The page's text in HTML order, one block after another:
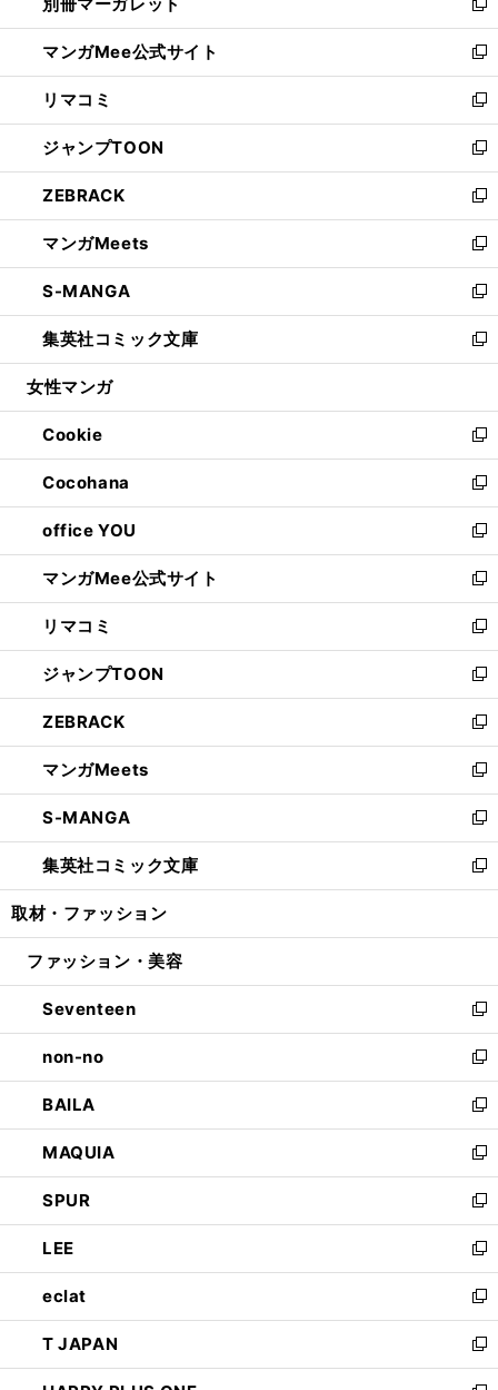
で
開
く
ィ
ン
ド
ウ
で
開
く
い
ウ
ィ
ン
ド
ウ
で
開
く
新
し
い
ウ
ィ
ン
ド
ウ
で
開
く
マンガMee公式サイト
新
し
い
ウ
ィ
ン
ド
ウ
で
開
く
リマコミ
新
し
い
ウ
ィ
ン
ド
ウ
で
開
く
ジャンプTOON
新
し
い
ウ
ィ
ン
ド
ウ
で
開
ZEBRACK
新
し
い
ウ
ィ
ン
ド
ウ
開
く
マンガMeets
新
し
い
ウ
ィ
ン
ウ
で
開
く
S-MANGA
新
し
い
ウ
ン
ド
ウ
で
開
く
集英社コミック文庫
新
し
ウ
ィ
ン
ド
ウ
で
開
く
女性マンガ
Cookie
新
し
い
ウ
ィ
ン
ド
ウ
で
開
く
Cocohana
新
し
い
ウ
ィ
ン
ド
ウ
で
開
く
office YOU
新
し
い
ウ
ィ
ン
ド
ウ
で
開
く
マンガMee公式サイト
新
し
い
ウ
ィ
ン
ド
ウ
で
開
く
リマコミ
新
し
い
ウ
ィ
ン
ド
ウ
で
開
く
ジャンプTOON
新
し
い
ウ
ィ
ン
ド
ウ
で
開
ZEBRACK
新
し
い
ウ
ィ
ン
ド
ウ
開
マンガMeets
新
し
い
ウ
ィ
ン
ウ
開
く
S-MANGA
新
し
い
ウ
ン
ウ
で
開
く
集英社コミック文庫
新
し
ウ
ン
ド
ウ
で
開
く
取材・ファッション
ファッション・美容
Seventeen
新
し
い
ウ
ィ
ン
ド
ウ
で
開
く
non-no
新
し
い
ウ
ィ
ン
ド
ウ
で
開
く
BAILA
新
し
い
ウ
ィ
ン
ド
ウ
で
開
く
MAQUIA
新
し
い
ウ
ィ
ン
ド
ウ
で
開
SPUR
新
し
い
ウ
ィ
ン
ド
ウ
LEE
新
し
い
ウ
ィ
ン
eclat
新
し
い
ウ
T JAPAN
新
し